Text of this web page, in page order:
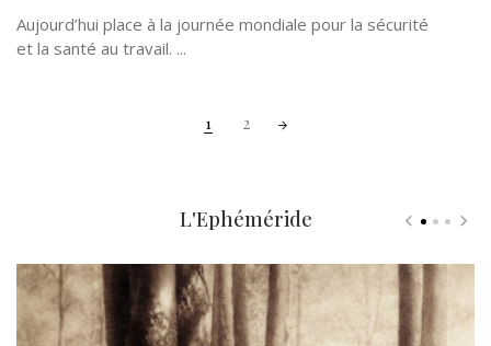
Aujourd’hui place à la journée mondiale pour la sécurité
et la santé au travail. ...
1 2
L'Ephéméride